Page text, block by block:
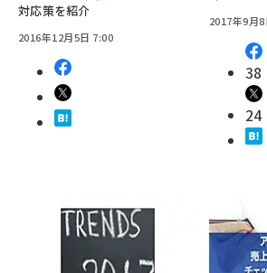
対応策を紹介
2016年12月5日 7:00
2017年9月
38
24